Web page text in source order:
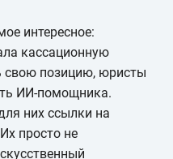
интересное:
кассационную
свою позицию, юристы
ИИ-помощника.
них ссылки на
просто не